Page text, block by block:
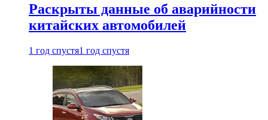
Раскрыты данные об аварийности
китайских автомобилей
1 год спустя1 год спустя